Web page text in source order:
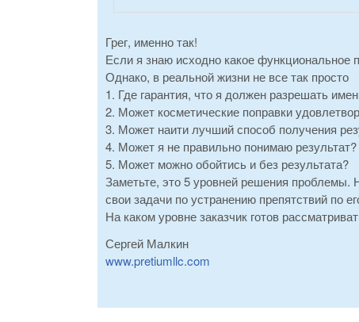
Грег, именно так!
Если я знаю исходно какое функциональное
Однако, в реальной жизни не все так просто
1. Где гарантия, что я должен разрешать
2. Может косметические поправки
3. Может наити лучший способ получения
4. Может я не правильно понимаю
5. Может можно обойтись и без результата?
Заметьте, это 5 уровней решения проблемы.
свои задачи по устранению препятствий по
На каком уровне заказчик готов
Сергей Малкин
www.pretiumllc.com